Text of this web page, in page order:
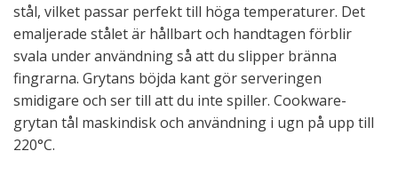
stål, vilket passar perfekt till höga temperaturer. Det
emaljerade stålet är hållbart och handtagen förblir
svala under användning så att du slipper bränna
fingrarna. Grytans böjda kant gör serveringen
smidigare och ser till att du inte spiller. Cookware-
grytan tål maskindisk och användning i ugn på upp till
220°C.